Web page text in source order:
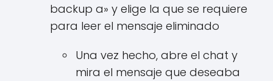
backup a» y elige la que se requiere
para leer el mensaje eliminado
Una vez hecho, abre el chat y
mira el mensaje que deseaba